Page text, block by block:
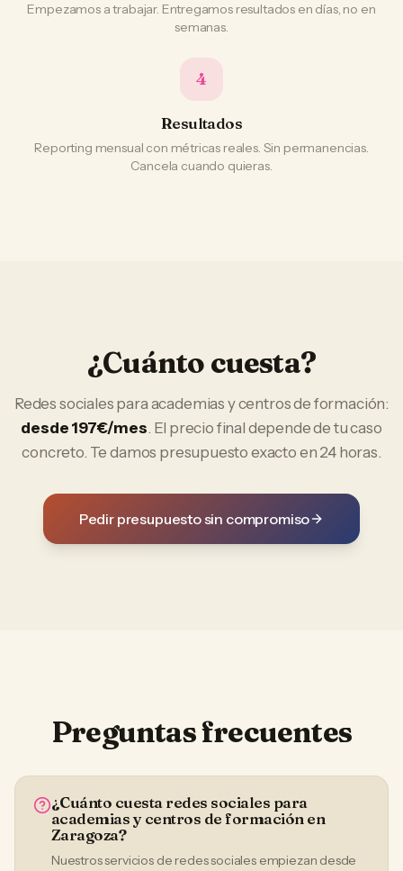
Empezamos a trabajar. Entregamos resultados en días, no en
semanas.
4
Resultados
Reporting mensual con métricas reales. Sin permanencias.
Cancela cuando quieras.
¿Cuánto cuesta?
Redes sociales paraacademias y centros de formación:
desde 197€/mes. El precio final depende de tu caso
concreto. Te damos presupuesto exacto en 24 horas.
Pedir presupuesto sin compromiso
Preguntas frecuentes
¿Cuánto cuesta redes sociales para
academias y centros de formación en
Zaragoza?
Nuestros servicios de redes sociales empiezan desde